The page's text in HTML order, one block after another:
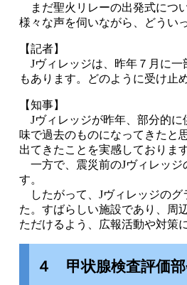
まだ聖火リレーの出発式につ
様々な声を伺いながら、どうい
【記者】
Jヴィレッジは、昨年７月に一
もあります。どのように受け止
【知事】
Jヴィレッジが昨年、部分的に
味で過去のものになってきたと
出てきたことを実感しております
一方で、震災前のJヴィレッジ
す。
したがって、Jヴィレッジのグ
た。すばらしい施設であり、周
ただけるよう、広報活動や対策
４ 甲状腺検査評価